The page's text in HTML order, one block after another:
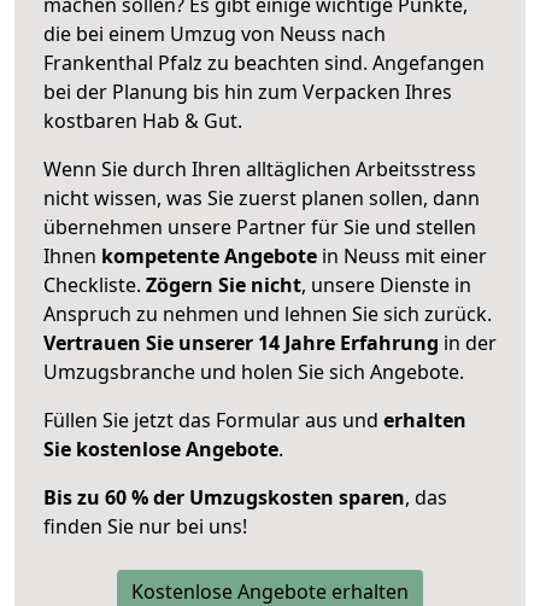
die bei einem Umzug von Neuss nach
Frankenthal Pfalz zu beachten sind. Angefangen
bei der Planung bis hin zum Verpacken Ihres
kostbaren Hab & Gut.
Wenn Sie durch Ihren alltäglichen Arbeitsstress
nicht wissen, was Sie zuerst planen sollen, dann
übernehmen unsere Partner für Sie und stellen
Ihnen kompetente Angebote in Neuss mit einer
Checkliste. Zögern Sie nicht, unsere Dienste in
Anspruch zu nehmen und lehnen Sie sich zurück.
Vertrauen Sie unserer 14 Jahre Erfahrung in der
Umzugsbranche und holen Sie sich Angebote.
Füllen Sie jetzt das Formular aus und erhalten
Sie kostenlose Angebote.
Bis zu 60 % der Umzugskosten sparen, das
finden Sie nur bei uns!
Kostenlose Angebote erhalten